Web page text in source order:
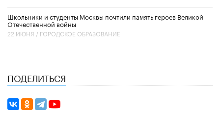
Школьники и студенты Москвы почтили память героев Великой
Отечественной войны
22 ИЮНЯ / ГОРОДСКОЕ ОБРАЗОВАНИЕ
ПОДЕЛИТЬСЯ